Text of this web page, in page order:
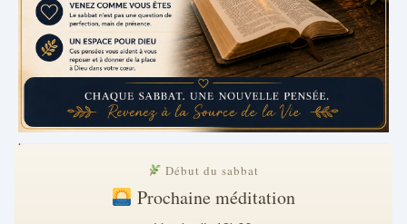
.
Début du sabbat
Prochaine méditation